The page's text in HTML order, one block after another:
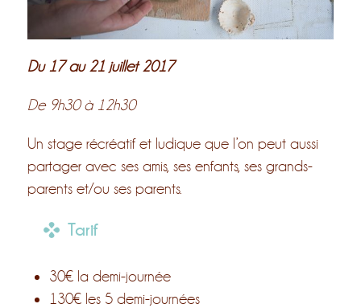
Du 17 au 21 juillet 2017
De 9h30 à 12h30
Un stage récréatif et ludique que l’on peut aussi
partager avec ses amis, ses enfants, ses grands-
parents et/ou ses parents.
Tarif
30€ la demi-journée
130€ les 5 demi-journées